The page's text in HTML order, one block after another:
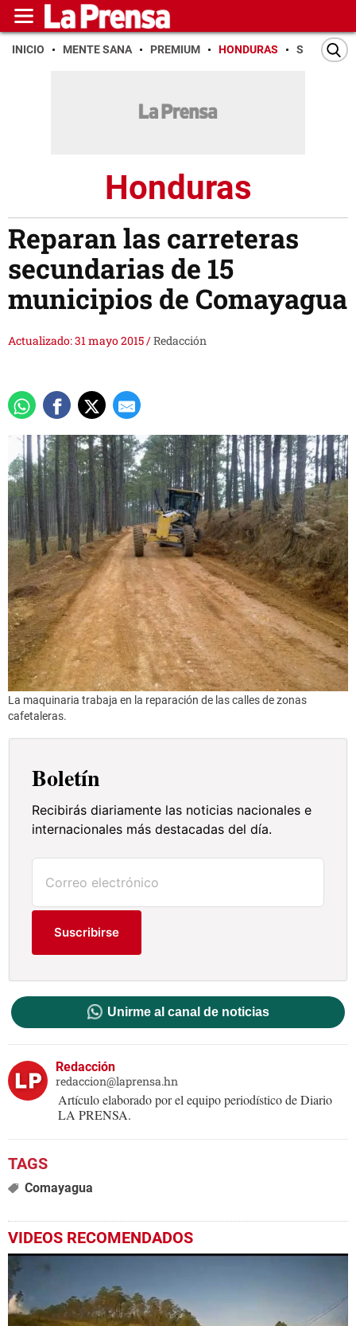
INICIO MENTE SANA PREMIUM HONDURAS SAN PEDRO
Honduras
Reparan las carreteras
secundarias de 15
municipios de Comayagua
Actualizado: 31 mayo 2015/Redacción
La maquinaria trabaja en la reparación de las calles de zonas
cafetaleras.
Boletín
Recibirás diariamente las noticias nacionales e
internacionales más destacadas del día.
Suscribirse
Unirme al canal de noticias
Redacción
redaccion@laprensa.hn
Artículo elaborado por el equipo periodístico de Diario
LA PRENSA.
Comayagua
VIDEOS RECOMENDADOS